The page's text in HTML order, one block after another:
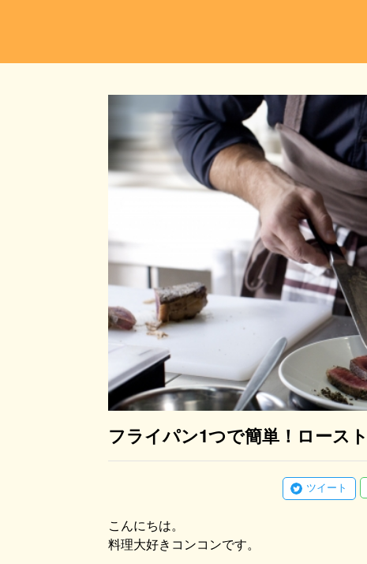
フライパン1つで簡単！ロース
ツイート
こんにちは。
料理大好きコンコンです。